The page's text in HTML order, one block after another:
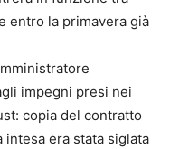
entro la primavera già
impegni presi nei
copia del contratto
era stata siglata